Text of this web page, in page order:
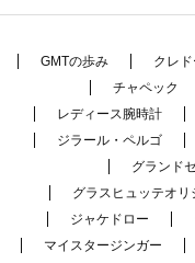
GMTの歩み クレ
チャペック
レディース腕時計
ジラール・ペルゴ
グランド
グラスヒュッテオリ
ジャケドロー
マイスタージンガー